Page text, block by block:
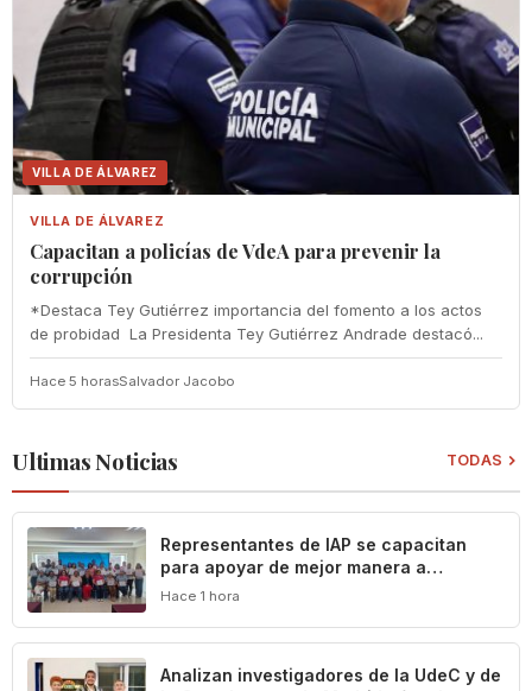
VILLA DE ÁLVAREZ
VILLA DE ÁLVAREZ
‎Capacitan a policías de VdeA ‎para prevenir la
corrupción
‎*Destaca Tey Gutiérrez importancia del fomento a los actos
de probidad ‎ La Presidenta Tey Gutiérrez Andrade destacó...
Hace 5 horasSalvador Jacobo
Ultimas Noticias TODAS
Representantes de IAP se capacitan
para apoyar de mejor manera a
población vulnerable del estado de
Hace 1 hora
Analizan investigadores de la UdeC y de